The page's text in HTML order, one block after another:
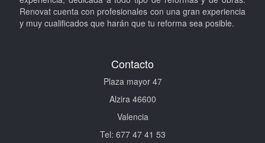
Renovat cuenta con profesionales con una gran experiencia
y muy cualificados que harán que tu reforma sea posible.
Contacto
Plaza mayor 47
Alzira 46600
Valencia
Tel: 677 47 41 53